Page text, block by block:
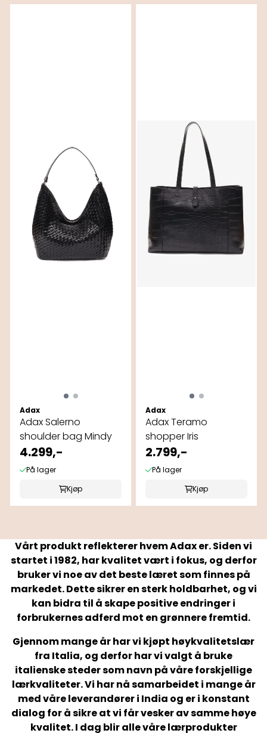
Adax
Adax Salerno
shoulder bag Mindy
4.299,-
På lager
Kjøp
Adax
Adax Teramo
shopper Iris
2.799,-
På lager
Kjøp
Vårt produkt reflekterer hvem Adax er. Siden vi
startet i 1982, har kvalitet vært i fokus, og derfor
bruker vi noe av det beste læret som finnes på
markedet. Dette sikrer en sterk holdbarhet, og vi
kan bidra til å skape positive endringer i
forbrukernes adferd mot en grønnere fremtid.
Gjennom mange år har vi kjøpt høykvalitetslær
fra Italia, og derfor har vi valgt å bruke
italienske steder som navn på våre forskjellige
lærkvaliteter. Vi har nå samarbeidet i mange år
med våre leverandører i India og er i konstant
dialog for å sikre at vi får vesker av samme høye
kvalitet. I dag blir alle våre lærprodukter